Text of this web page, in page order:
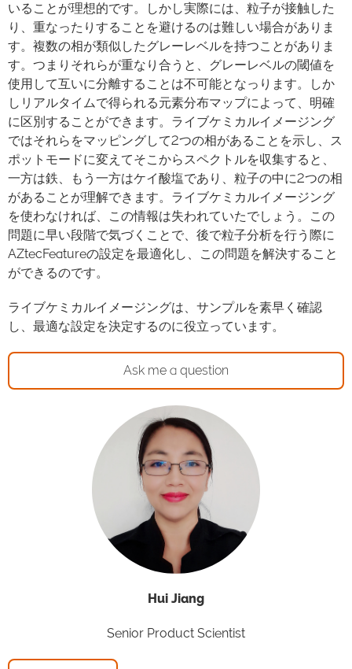
いることが理想的です。しかし実際には、粒子が接触した
り、重なったりすることを避けるのは難しい場合がありま
す。複数の相が類似したグレーレベルを持つことがありま
す。つまりそれらが重なり合うと、グレーレベルの閾値を
使用して互いに分離することは不可能となっります。しか
しリアルタイムで得られる元素分布マップによって、明確
に区別することができます。ライブケミカルイメージング
ではそれらをマッピングして2つの相があることを示し、ス
ポットモードに変えてそこからスペクトルを収集すると、
一方は鉄、もう一方はケイ酸塩であり、粒子の中に2つの相
があることが理解できます。ライブケミカルイメージング
を使わなければ、この情報は失われていたでしょう。この
問題に早い段階で気づくことで、後で粒子分析を行う際に
AZtecFeatureの設定を最適化し、この問題を解決すること
ができるのです。
ライブケミカルイメージングは、サンプルを素早く確認
し、最適な設定を決定するのに役立っています。
Ask me a question
Hui Jiang
Senior Product Scientist